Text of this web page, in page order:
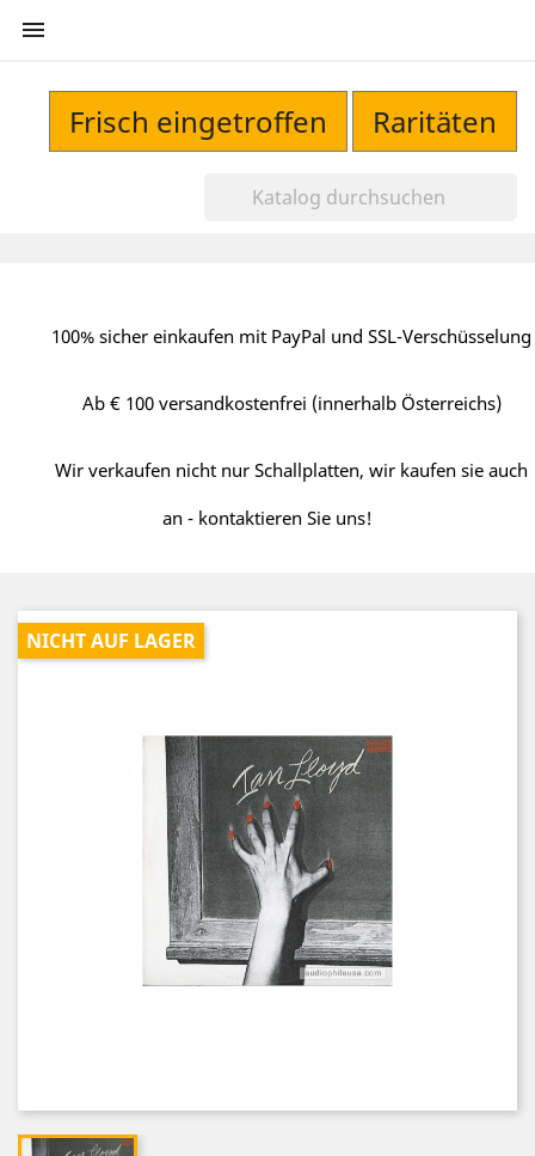

Frisch eingetroffen Raritäten
100% sicher einkaufen mit PayPal und SSL-Verschüsselung
Ab € 100 versandkostenfrei (innerhalb Österreichs)
Wir verkaufen nicht nur Schallplatten, wir kaufen sie auch
an - kontaktieren Sie uns!
NICHT AUF LAGER